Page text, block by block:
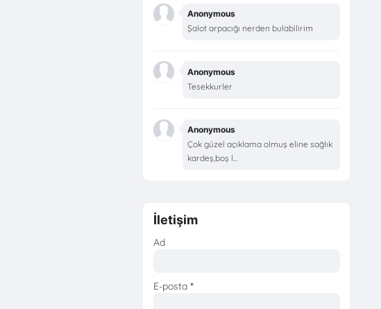
Anonymous
Şalot arpacığı nerden bulabilirim
Anonymous
Tesekkurler
Anonymous
Çok güzel açıklama olmuş eline sağlık
kardeş,boş l...
İletişim
Ad
E-posta *